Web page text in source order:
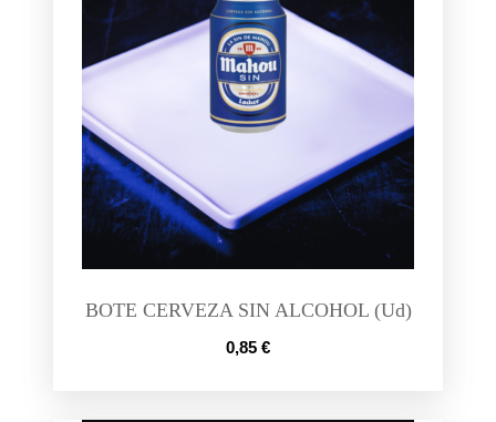
BOTE CERVEZA SIN ALCOHOL (Ud)
0,85 €